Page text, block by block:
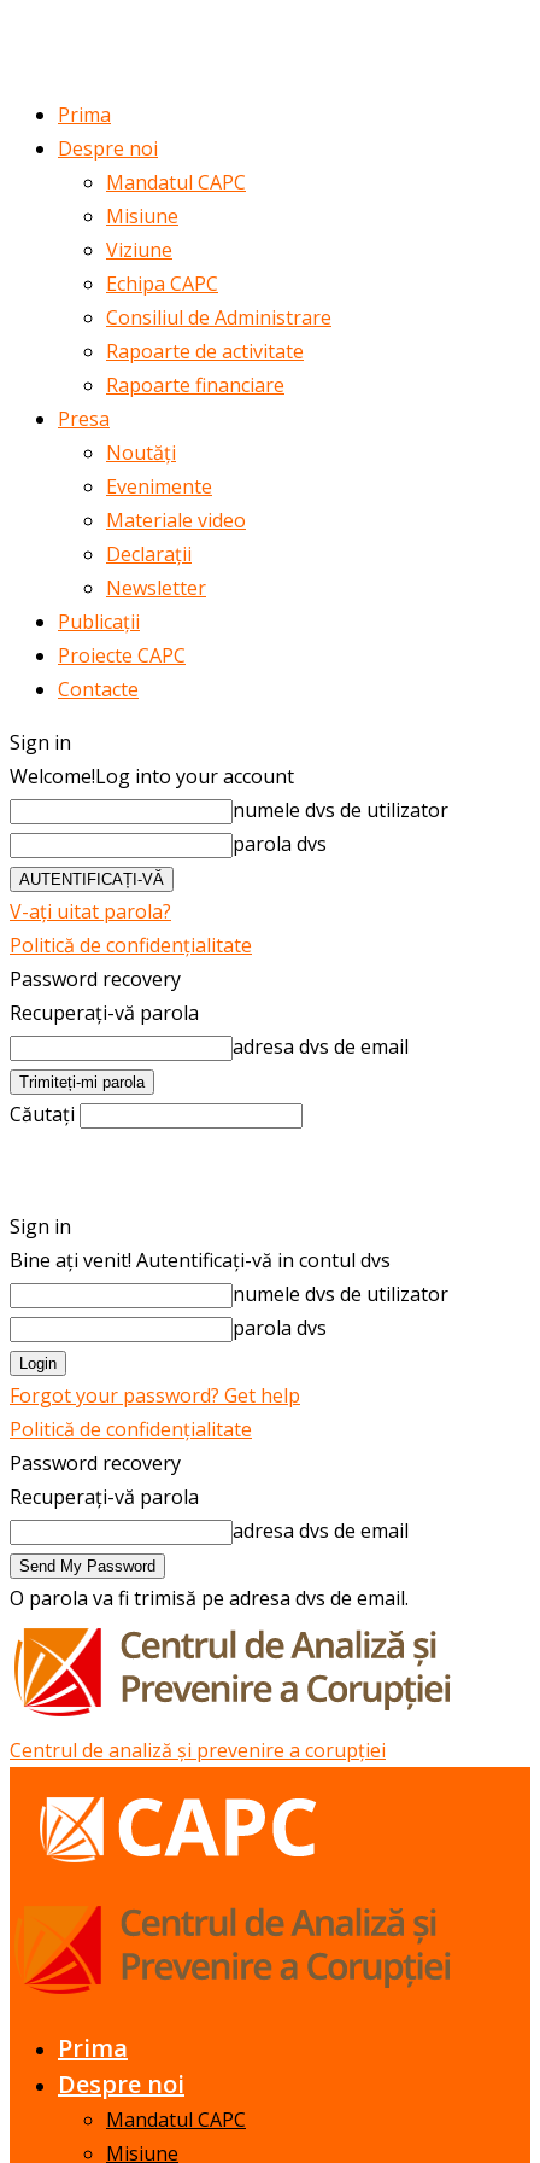
Prima
Despre noi
Mandatul CAPC
Misiune
Viziune
Echipa CAPC
Consiliul de Administrare
Rapoarte de activitate
Rapoarte financiare
Presa
Noutăți
Evenimente
Materiale video
Declarații
Newsletter
Publicații
Proiecte CAPC
Contacte
Sign in
Welcome!Log into your account
numele dvs de utilizator
parola dvs
V-ați uitat parola?
Politică de confidențialitate
Password recovery
Recuperați-vă parola
adresa dvs de email
Căutați
Sign in
Bine ați venit! Autentificați-vă in contul dvs
numele dvs de utilizator
parola dvs
Forgot your password? Get help
Politică de confidențialitate
Password recovery
Recuperați-vă parola
adresa dvs de email
O parola va fi trimisă pe adresa dvs de email.
Centrul de analiză și prevenire a corupției
Prima
Despre noi
Mandatul CAPC
Misiune